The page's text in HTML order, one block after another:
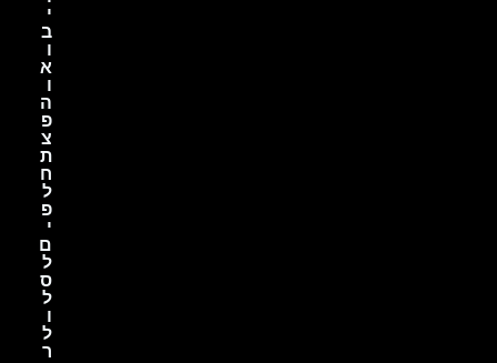
י
ב
ו
א
ו
ה
פ
צ
ת
ח
ל
פ
י
ם
ל
ס
ל
ו
ל
ר